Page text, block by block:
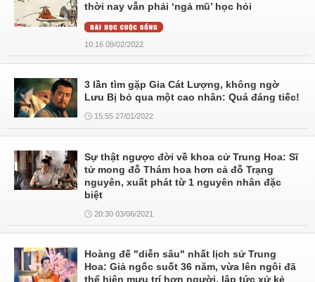
thời nay vẫn phải ‘ngả mũ’ học hỏi
10:16 09/02/2022
3 lần tìm gặp Gia Cát Lượng, không ngờ
Lưu Bị bỏ qua một cao nhân: Quá đáng tiếc!
15:55 27/01/2022
Sự thật ngược đời về khoa cử Trung Hoa: Sĩ
tử mong đỗ Thám hoa hơn cả đỗ Trạng
nguyên, xuất phát từ 1 nguyên nhân đặc
biệt
20:30 03/06/2021
Hoàng đế "diễn sâu" nhất lịch sử Trung
Hoa: Giả ngốc suốt 36 năm, vừa lên ngôi đã
thể hiện mưu trí hơn người, lập tức xử kẻ